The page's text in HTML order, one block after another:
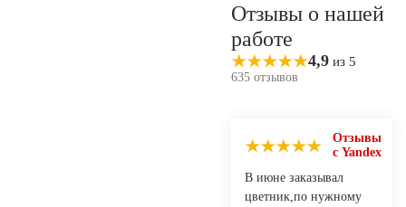
Отзывы о нашей
работе
4,9 из 5
635 отзывов
Отзывы
с Yandex
В июне заказывал
цветник,по нужному